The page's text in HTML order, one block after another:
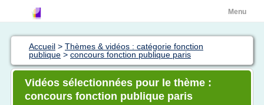
Menu
Accueil > Thèmes & vidéos : catégorie fonction
publique > concours fonction publique paris
Vidéos sélectionnées pour le thème :
concours fonction publique paris